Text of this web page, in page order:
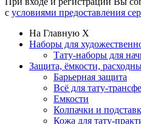
с условиями предоставления
На Главную X
Наборы для
Тату-наборы для
Защита, ёмкости,
Барьерная защита
Всё для тату-
Емкости
Колпачки и
Кожа для тату-